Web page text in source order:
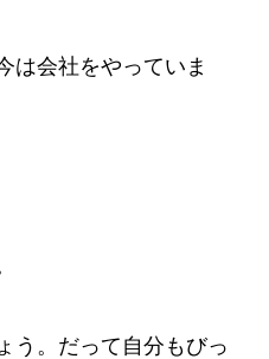
は会社をやっていま
う。だって自分もびっ